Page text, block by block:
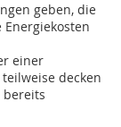
geben, die
einer
decken
bereits